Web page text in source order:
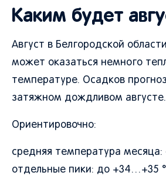
Каким будет
Август в Белгородской
может оказаться немного
температуре. Осадков
затяжном дождливом августе.
Ориентировочно:
средняя температура
отдельные пики: до +34…+35